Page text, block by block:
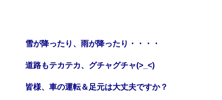
雪が降ったり、雨が降ったり・・・・
道路もテカテカ、グチャグチャ(>_<)
皆様、車の運転＆足元は大丈夫ですか？